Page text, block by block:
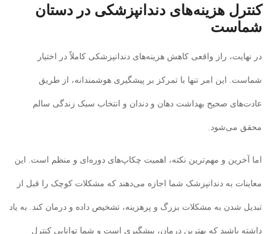
کنترل هزینه‌های دندانپزشکی در دستان
شماست
در نهایت، راز واقعی کاهش هزینه‌های دندانپزشکی کاملاً در اختیار
شماست. این امر تنها با تمرکز بر پیشگیری هوشمندانه، از طریق
عادت‌های صحیح بهداشت دهان و دندان و انتخاب سبک زندگی سالم
محقق می‌شود.
اما آخرین و مهم‌ترین نکته، اهمیت چکاپ‌های دوره‌ای و منظم است. این
معاینات به دندانپزشک شما اجازه می‌دهند که مشکلات کوچک را قبل از
تبدیل شدن به مشکلات بزرگ و پرهزینه، تشخیص داده و درمان کند. به یاد
داشته باشید که بهترین درمان، پیشگیری است و شما توانایی کنترل